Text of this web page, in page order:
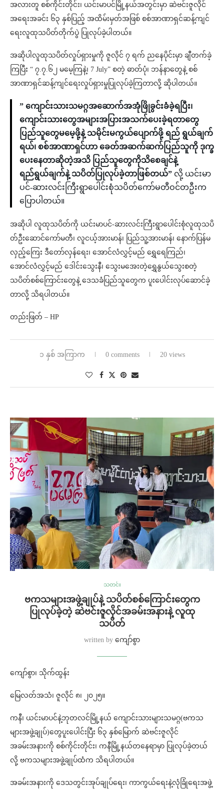
အလားတူ စစ်ကိုင်းတိုင်း၊ ယင်းမာပင်မြို့နယ်အတွင်းမှာ ဆဲဗင်းဇူလိုင်
အရေးအခင်း ၆၃ နှစ်ပြည့် အထိမ်းမှတ်အဖြစ် စစ်အာဏာရှင်ဆန့်ကျင်
ရေးလူထုသပိတ်တိုက်ပွဲ ပြုလုပ်ခဲ့ပါတယ်။
အဆိုပါလူထုသပိတ်လှုပ်ရှားမှုကို ဇူလိုင် ၇ ရက် ညနေပိုင်းမှာ ချီတက်ခဲ့
ကြပြီး “ ၇.၇.၆၂ မမေ့ကြနဲ့၊ 7 July” စတဲ့ ဓာတ်ပုံ၊ ဘန်နာတွေနဲ့ စစ်
အာဏာရှင်ဆန့်ကျင်ရေးလှုပ်ရှားမှုပြုလုပ်ခဲ့ကြတာလို့ ဆိုပါတယ်။
” ကျောင်းသားသမဂ္ဂအဆောက်အအုံဖြိုခွင်းခံခဲ့ရပြီး၊
ကျောင်းသားတွေအများအပြားအသက်ပေးခဲ့ရတာတွေ
ပြည်သူတွေမမေ့ဖို့နဲ့ သမိုင်းမကွယ်ပျောက်ဖို့ ရည် ရွယ်ချက်
ရယ်၊ စစ်အာဏာရှင်ဟာ ခေတ်အဆက်ဆက်ပြည်သူကို ဒုက္ခ
ပေးနေတာဆိုတဲ့အသိ ပြည်သူတွေကိုသိစေချင်နဲ့
ရည်ရွယ်ချက်နဲ့ သပိတ်ပြုလုပ်ခဲ့တာဖြစ်တယ်” လို့ ယင်းမာ
ပင်-ဆားလင်းကြီးရွာပေါင်းစုံသပိတ်ကော်မတီဝင်တဦးက
ပြောပါတယ်။
အဆိုပါ လူထုသပိတ်ကို ယင်းမာပင်-ဆားလင်းကြီးရွာပေါင်းစုံလူထုသပိ
တ်ဦးဆောင်ကော်မတီ၊ လူငယ့်အားမာန်၊ ပြည်သူ့အားမာန်၊ နောက်ပြန်မ
လှည့်ကြေး ဒီတော်လှန်ရေး၊ အောင်လံလွှင့်မည် ရွှေရေကြည်၊
အောင်လံလွှင့်မည် ဒေါင်းသွေးနီ၊ သွေးမအေးတဲ့ရွှေနွယ်သွေးစတဲ့
သပိတ်စစ်ကြောင်းတွေနဲ့ ဒေသခံပြည်သူတွေက ပူးပေါင်းလုပ်ဆောင်ခဲ့
တာလို့ သိရပါတယ်။
တည်းဖြတ် – HP
၁ နှစ် အကြာက 0 comments 20 views
သတင်း
ဗကသများအဖွဲ့ချုပ်နဲ့ သပိတ်စစ်ကြောင်းတွေက
ပြုလုပ်ခဲ့တဲ့ ဆဲဗင်းဇူလိုင်အခမ်းအနားနဲ့ လူထု
သပိတ်
written by ကျော်စွာ
ကျော်စွာ၊ သိုက်ထွန်း
မြေလတ်အသံ၊ ဇူလိုင် ၈၊ ၂၀၂၅။
ကနီ၊ ယင်းမာပင်နဲ့ဘုတလင်မြို့နယ် ကျောင်းသားများသမဂ္ဂ(ဗကသ
များအဖွဲ့ချုပ်)တွေပူးပေါင်းပြီး ၆၃ နှစ်မြောက် ဆဲဗင်းဇူလိုင်
အခမ်းအနားကို စစ်ကိုင်းတိုင်း၊ ကနီမြို့နယ်တနေရာမှာ ပြုလုပ်ခဲ့တယ်
လို့ ဗကသများအဖွဲ့ချုပ်ထံက သိရပါတယ်။
အခမ်းအနားကို ဒေသတွင်းအုပ်ချုပ်ရေး၊ ကာကွယ်ရေးနဲ့လုံခြုံရေးအဖွဲ့